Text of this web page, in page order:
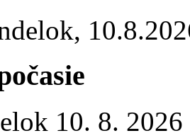
,
10. 8. 2026